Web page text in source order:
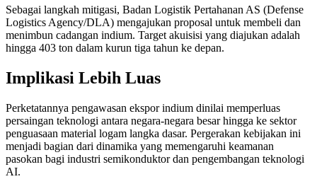
Sebagai langkah mitigasi, Badan Logistik Pertahanan AS (Defense
Logistics Agency/DLA) mengajukan proposal untuk membeli dan
menimbun cadangan indium. Target akuisisi yang diajukan adalah
hingga 403 ton dalam kurun tiga tahun ke depan.
Implikasi Lebih Luas
Perketatannya pengawasan ekspor indium dinilai memperluas
persaingan teknologi antara negara-negara besar hingga ke sektor
penguasaan material logam langka dasar. Pergerakan kebijakan ini
menjadi bagian dari dinamika yang memengaruhi keamanan
pasokan bagi industri semikonduktor dan pengembangan teknologi
AI.